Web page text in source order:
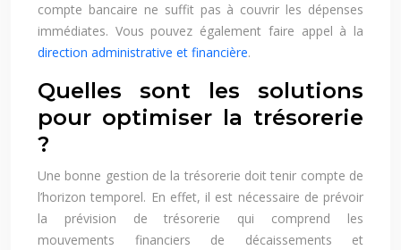
compte bancaire ne suffit pas à couvrir les dépenses
immédiates. Vous pouvez également faire appel à la
direction administrative et financière.
Quelles sont les solutions
pour optimiser la trésorerie
?
Une bonne gestion de la trésorerie doit tenir compte de
l’horizon temporel. En effet, il est nécessaire de prévoir
la prévision de trésorerie qui comprend les
mouvements financiers de décaissements et